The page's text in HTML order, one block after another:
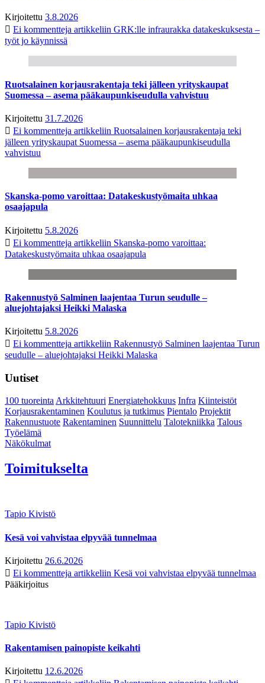
Kirjoitettu 3.8.2026
Ei kommentteja artikkeliin GRK:lle infraurakka datakeskuksesta –
työt jo käynnissä
Ruotsalainen korjausrakentaja teki jälleen yrityskaupat
Suomessa – asema pääkaupunkiseudulla vahvistuu
Kirjoitettu 31.7.2026
Ei kommentteja artikkeliin Ruotsalainen korjausrakentaja teki
jälleen yrityskaupat Suomessa – asema pääkaupunkiseudulla
vahvistuu
Skanska-pomo varoittaa: Datakeskustyömaita uhkaa
osaajapula
Kirjoitettu 5.8.2026
Ei kommentteja artikkeliin Skanska-pomo varoittaa:
Datakeskustyömaita uhkaa osaajapula
Rakennustyö Salminen laajentaa Turun seudulle –
aluejohtajaksi Heikki Malaska
Kirjoitettu 5.8.2026
Ei kommentteja artikkeliin Rakennustyö Salminen laajentaa Turun
seudulle – aluejohtajaksi Heikki Malaska
Uutiset
100 tuoreintaArkkitehtuuri Energiatehokkuus Infra Kiinteistöt
Korjausrakentaminen Koulutus ja tutkimus Pientalo Projektit
Rakennustuote Rakentaminen Suunnittelu Talotekniikka Talous
Työelämä
Näkökulmat
Toimitukselta
Tapio Kivistö
Kesä voi vahvistaa elpyvää tunnelmaa
Kirjoitettu 26.6.2026
Ei kommentteja artikkeliin Kesä voi vahvistaa elpyvää tunnelmaa
Pääkirjoitus
Tapio Kivistö
Rakentamisen painopiste keikahti
Kirjoitettu 12.6.2026